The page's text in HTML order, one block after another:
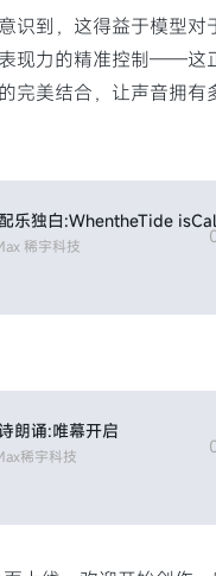
识到，这得益于模型对
现力的精准控制——这
完美结合，让声音拥有
乐独白:WhentheTide
稀宇科技
朗诵:唯幕开启
稀宇科技